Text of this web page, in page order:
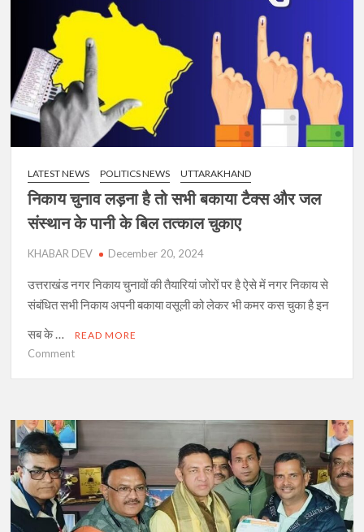
सपा
कार्यकर्ताओं
भेजा
राष्ट्रपति
को
ज्ञापन
LATEST NEWS POLITICS NEWS UTTARAKHAND
निकाय चुनाव लड़ना है तो सभी बकाया टैक्स और जल
संस्थान के पानी के बिल तत्काल चुकाए
KHABAR DEV December 20, 2024
उत्तराखंड नगर निकाय चुनावों की तैयारियां जोरों पर है ऐसे में नगर निकाय से
संबंधित सभी निकाय अपनी बकाया वसूली को लेकर भी कमर कस चुका है इन
सब के …
READ MORE
Commenton
है
तो
सभी
बकाया
टैक्स
और